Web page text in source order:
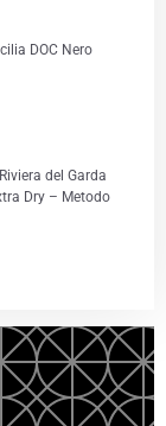
DOC Nero
del Garda
Dry – Metodo